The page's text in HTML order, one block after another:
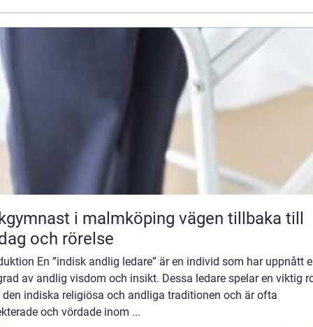
i malmköping vägen tillbaka till
och rörelse
En ”indisk andlig ledare” är en individ som har uppnått
av andlig visdom och insikt. Dessa ledare spelar en viktig
indiska religiösa och andliga traditionen och är ofta
och vördade inom ...